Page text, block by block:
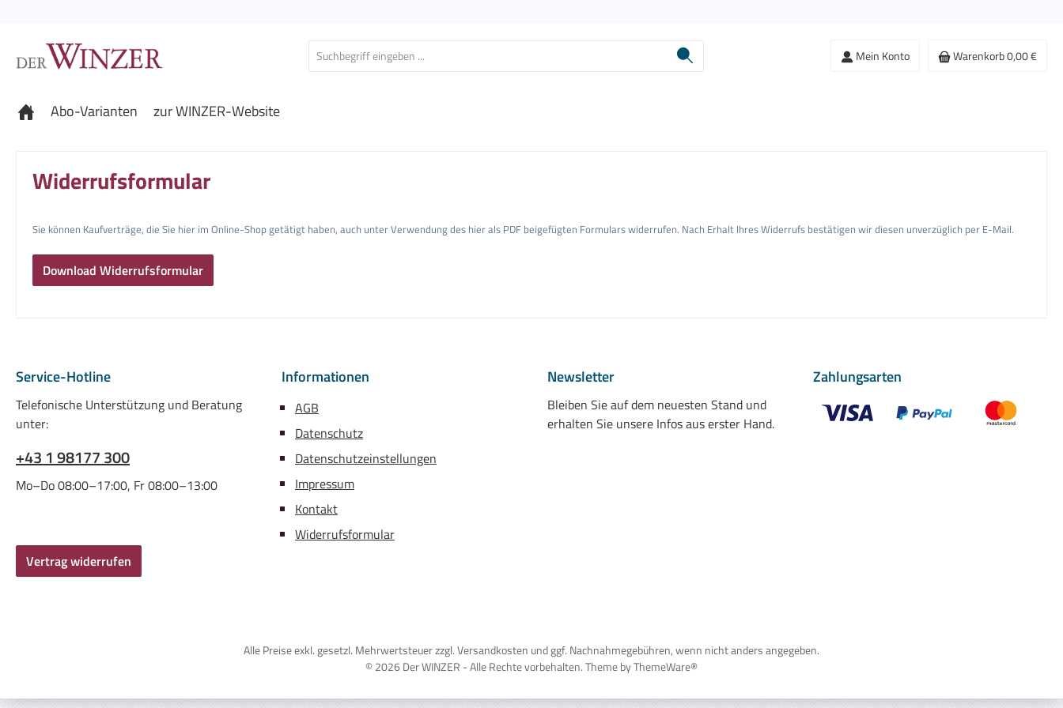
Mein Konto Warenkorb0,00 €
Abo-Varianten zur WINZER-Website
Widerrufsformular
Sie können Kaufverträge, die Sie hier im Online-Shop getätigt haben, auch unter Verwendung des hier als PDF beigefügten Formulars widerrufen. Nach Erhalt Ihres Widerrufs bestätigen wir diesen unverzüglich per E-Mail.
Download Widerrufsformular
Service-Hotline
Telefonische Unterstützung und Beratung
unter:
+43 1 98177 300
Mo–Do 08:00–17:00, Fr 08:00–13:00
Vertrag widerrufen
Informationen
AGB
Datenschutz
Datenschutzeinstellungen
Impressum
Kontakt
Widerrufsformular
Newsletter
Bleiben Sie auf dem neuesten Stand und
erhalten Sie unsere Infos aus erster Hand.
Zahlungsarten
Alle Preise exkl. gesetzl. Mehrwertsteuer zzgl. Versandkosten und ggf. Nachnahmegebühren, wenn nicht anders angegeben.
© 2026 Der WINZER - Alle Rechte vorbehalten. Theme byThemeWare®